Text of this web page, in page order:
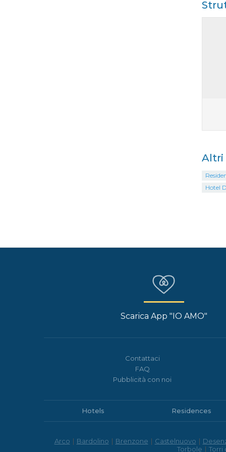
Altri
Hotel
Scarica App "IO AMO"
Contattaci
FAQ
Pubblicità con noi
Hotels Residences
Arco | Bardolino | Brenzone | Castelnuovo |
Torbole | Torri